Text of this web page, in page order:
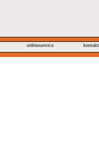
onlineservice